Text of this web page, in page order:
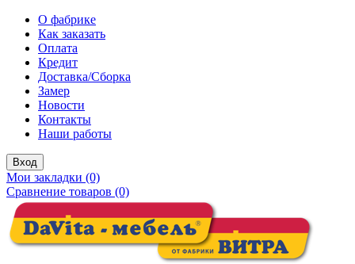
О фабрике
Как заказать
Оплата
Кредит
Доставка/Сборка
Замер
Новости
Контакты
Наши работы
Вход
Мои закладки (0)
Сравнение товаров (0)